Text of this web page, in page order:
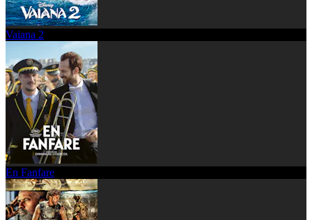
Vaiana 2
En Fanfare